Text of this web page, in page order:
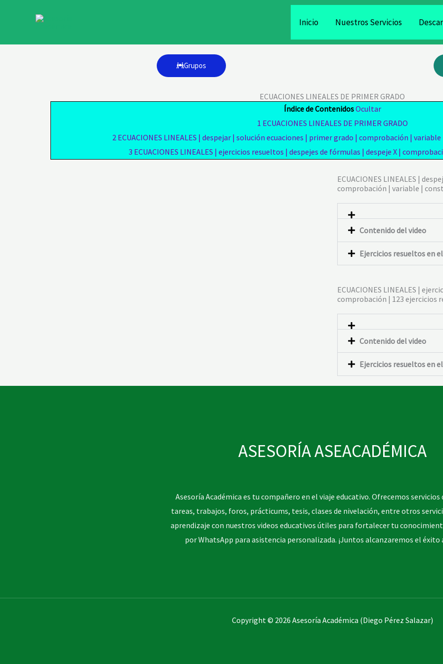
Inicio Nuestros Servicios
Grupos
ECUACIONES LINEALES DE PRIMER GRADO
Índice de ContenidosOcultar
1 ECUACIONES LINEALES DE PRIMER GRADO
2 ECUACIONES LINEALES | despejar | solución ecuaciones | primer grado | comprobación |
3 ECUACIONES LINEALES | ejercicios resueltos | despejes de fórmulas | despeje X |
ECUACIONES LINEALES |
comprobación | variable |
Contenido del video
Ejercicios resueltos en
ECUACIONES LINEALES |
comprobación | 123 ejercicios
Contenido del video
Ejercicios resueltos en
ASESORÍA ASEACADÉMICA
Asesoría Académica es tu compañero en el viaje educativo. Ofrecemos servicios
tareas, trabajos, foros, prácticums, tesis, clases de nivelación, entre otros
aprendizaje con nuestros videos educativos útiles para fortalecer tu
por WhatsApp para asistencia personalizada. ¡Juntos alcanzaremos el éxito
Copyright © 2026 Asesoría Académica (Diego Pérez Salazar)